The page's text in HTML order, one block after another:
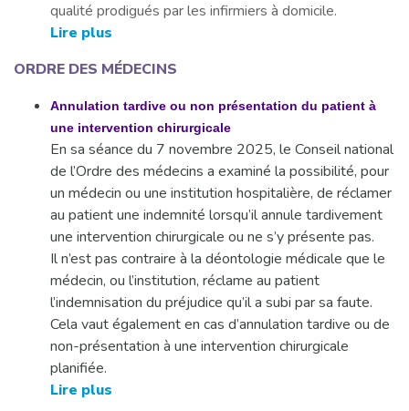
qualité prodigués par les infirmiers à domicile.
Lire plus
ORDRE DES MÉDECINS
Annulation tardive ou non présentation du patient à
une intervention chirurgicale
En sa séance du 7 novembre 2025, le Conseil national
de l’Ordre des médecins a examiné la possibilité, pour
un médecin ou une institution hospitalière, de réclamer
au patient une indemnité lorsqu’il annule tardivement
une intervention chirurgicale ou ne s’y présente pas.
Il n’est pas contraire à la déontologie médicale que le
médecin, ou l’institution, réclame au patient
l’indemnisation du préjudice qu’il a subi par sa faute.
Cela vaut également en cas d’annulation tardive ou de
non-présentation à une intervention chirurgicale
planifiée.
Lire plus